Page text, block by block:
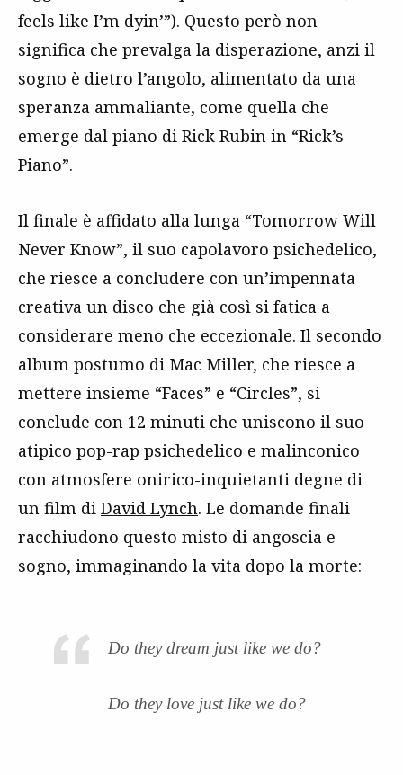
feels like I’m dyin’”). Questo però non
significa che prevalga la disperazione, anzi il
sogno è dietro l’angolo, alimentato da una
speranza ammaliante, come quella che
emerge dal piano di Rick Rubin in “Rick’s
Piano”.
Il finale è affidato alla lunga “Tomorrow Will
Never Know”, il suo capolavoro psichedelico,
che riesce a concludere con un’impennata
creativa un disco che già così si fatica a
considerare meno che eccezionale. Il secondo
album postumo di Mac Miller, che riesce a
mettere insieme “Faces” e “Circles”, si
conclude con 12 minuti che uniscono il suo
atipico pop-rap psichedelico e malinconico
con atmosfere onirico-inquietanti degne di
un film di David Lynch. Le domande finali
racchiudono questo misto di angoscia e
sogno, immaginando la vita dopo la morte:
Do they dream just like we do?
Do they love just like we do?